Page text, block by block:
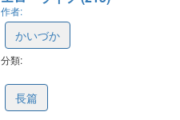
作者:
かいづか
分類:
長篇